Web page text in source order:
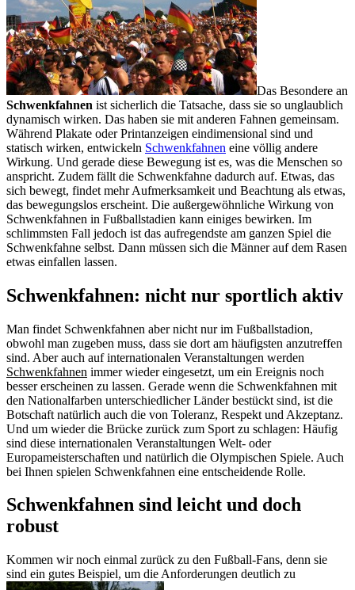
Das Besondere an
Schwenkfahnen ist sicherlich die Tatsache, dass sie so unglaublich
dynamisch wirken. Das haben sie mit anderen Fahnen gemeinsam.
Während Plakate oder Printanzeigen eindimensional sind und
statisch wirken, entwickeln Schwenkfahnen eine völlig andere
Wirkung. Und gerade diese Bewegung ist es, was die Menschen so
anspricht. Zudem fällt die Schwenkfahne dadurch auf. Etwas, das
sich bewegt, findet mehr Aufmerksamkeit und Beachtung als etwas,
das bewegungslos erscheint. Die außergewöhnliche Wirkung von
Schwenkfahnen in Fußballstadien kann einiges bewirken. Im
schlimmsten Fall jedoch ist das aufregendste am ganzen Spiel die
Schwenkfahne selbst. Dann müssen sich die Männer auf dem Rasen
etwas einfallen lassen.
Schwenkfahnen: nicht nur sportlich aktiv
Man findet Schwenkfahnen aber nicht nur im Fußballstadion,
obwohl man zugeben muss, dass sie dort am häufigsten anzutreffen
sind. Aber auch auf internationalen Veranstaltungen werden
Schwenkfahnen immer wieder eingesetzt, um ein Ereignis noch
besser erscheinen zu lassen. Gerade wenn die Schwenkfahnen mit
den Nationalfarben unterschiedlicher Länder bestückt sind, ist die
Botschaft natürlich auch die von Toleranz, Respekt und Akzeptanz.
Und um wieder die Brücke zurück zum Sport zu schlagen: Häufig
sind diese internationalen Veranstaltungen Welt- oder
Europameisterschaften und natürlich die Olympischen Spiele. Auch
bei Ihnen spielen Schwenkfahnen eine entscheidende Rolle.
Schwenkfahnen sind leicht und doch
robust
Kommen wir noch einmal zurück zu den Fußball-Fans, denn sie
sind ein gutes Beispiel, um die Anforderungen deutlich zu